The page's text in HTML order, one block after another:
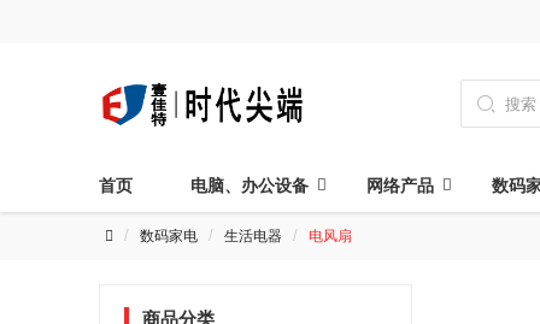

首页 电脑、办公设备 网络产品 数码
数码家电 生活电器 电风扇
商品分类